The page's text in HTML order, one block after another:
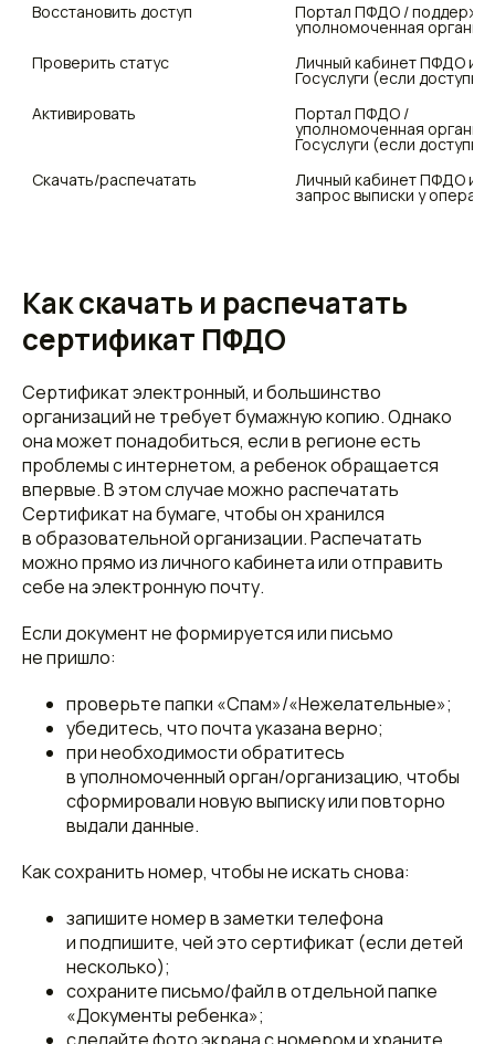
Восстановить доступ
Портал ПФДО /
уполномоченная
Проверить статус
Личный кабинет ПФДО или
Госуслуги (если доступно)
Активировать
Портал ПФДО /
уполномоченная
Госуслуги (если доступно)
Скачать/распечатать
Личный кабинет ПФДО или
запрос выписки у
Как скачать и распечатать
сертификат ПФДО
Сертификат электронный, и большинство
организаций не требует бумажную копию. Однако
она может понадобиться, если в регионе есть
проблемы с интернетом, а ребенок обращается
впервые. В этом случае можно распечатать
Сертификат на бумаге, чтобы он хранился
в образовательной организации. Распечатать
можно прямо из личного кабинета или отправить
себе на электронную почту.
Если документ не формируется или письмо
не пришло:
проверьте папки «Спам»/«Нежелательные»;
убедитесь, что почта указана верно;
при необходимости обратитесь
в уполномоченный орган/организацию, чтобы
сформировали новую выписку или повторно
выдали данные.
Как сохранить номер, чтобы не искать снова:
запишите номер в заметки телефона
и подпишите, чей это сертификат (если детей
несколько);
сохраните письмо/файл в отдельной папке
«Документы ребенка»;